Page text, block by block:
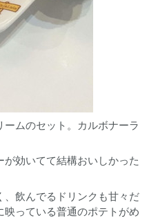
ムのセット。カルボナーラ
効いてて結構おいしかった
飲んでるドリンクも甘々だ
映っている普通のポテトがめ